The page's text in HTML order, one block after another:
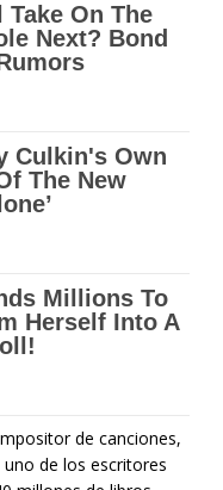
de canciones,
de los escritores